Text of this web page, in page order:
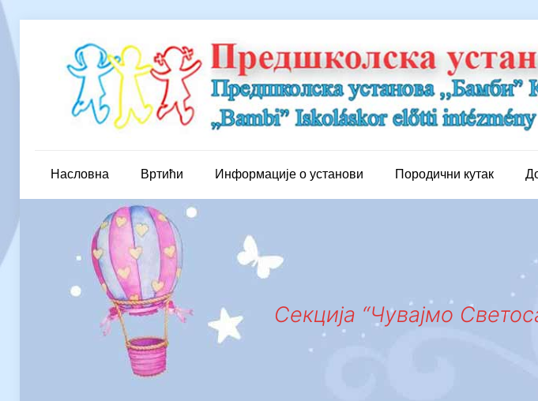
Насловна Вртићи Информације о установи Породични кутак
Секција “Чувајмо